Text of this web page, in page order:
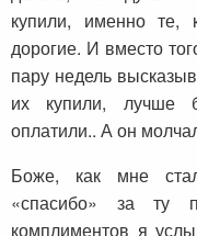
купили, именно те,
дорогие. И вместо
пару недель
их купили, лучше
оплатили.. А он
Боже, как мне
«спасибо» за ту
комплиментов я